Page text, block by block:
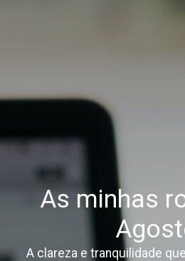
As minhas
A clareza e tranquilidade